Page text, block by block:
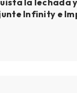
Infinity e